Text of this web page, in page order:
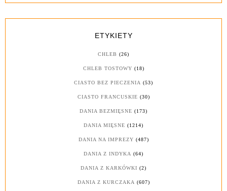
ETYKIETY
CHLEB (26)
CHLEB TOSTOWY (18)
CIASTO BEZ PIECZENIA (53)
CIASTO FRANCUSKIE (30)
DANIA BEZMIĘSNE (173)
DANIA MIĘSNE (1214)
DANIA NA IMPREZY (487)
DANIA Z INDYKA (64)
DANIA Z KARKÓWKI (2)
DANIA Z KURCZAKA (607)